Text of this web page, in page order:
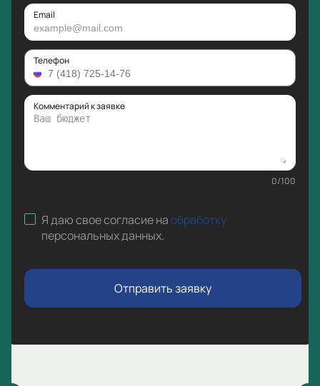
Email
Телефон
Комментарий к заявке
0/100
Я даю свое согласие наобработку
персональных данных.
Отправить заявку